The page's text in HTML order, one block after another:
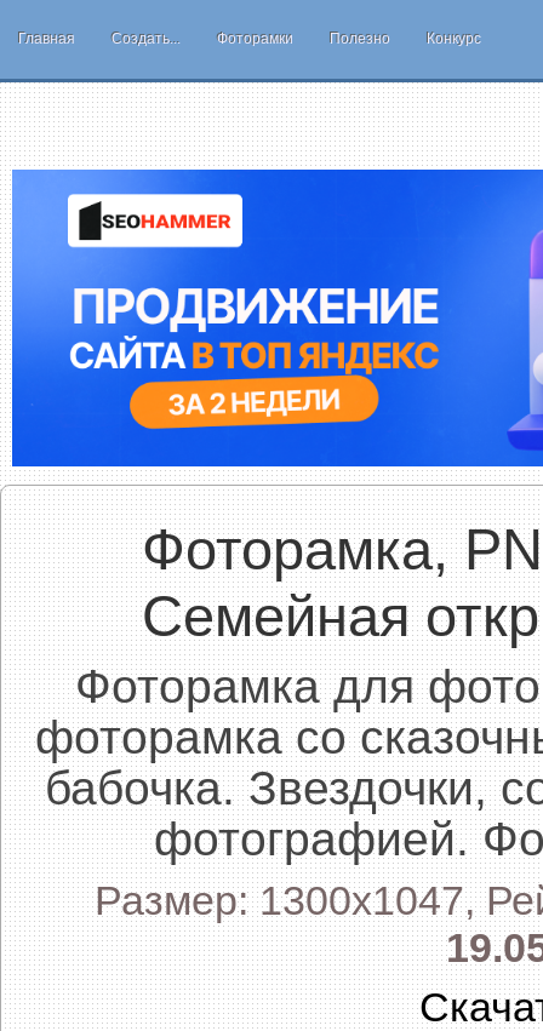
Главная Создать... Фоторамки Полезно Конкурс
Фоторамка,
Семейная
Фоторамка для
фоторамка со
бабочка. Звездочки,
фотографией.
Размер: 1300x1047,